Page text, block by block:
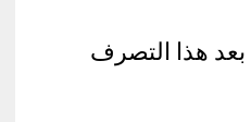
بعد هذا التصرف